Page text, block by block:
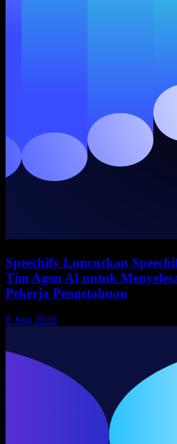
Speechify Luncurkan
Tim Agen AI untuk
Pekerja Pengetahuan
8 Juni 2026